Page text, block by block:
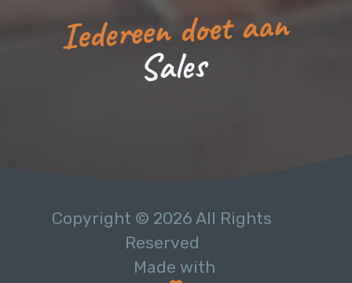
Iedereen doet aan
Sales
Copyright © 2026 All Rights
Reserved
Made with